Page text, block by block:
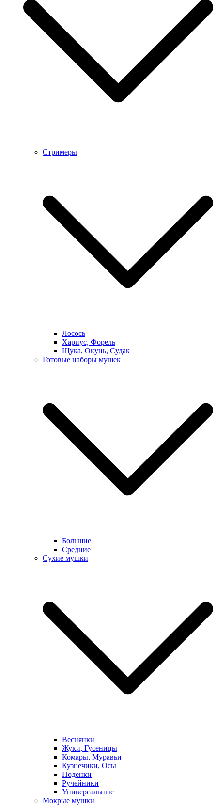
Стримеры
Лосось
Хариус, Форель
Щука, Окунь, Судак
Готовые наборы мушек
Большие
Средние
Сухие мушки
Веснянки
Жуки, Гусеницы
Комары, Муравьи
Кузнечики, Осы
Поденки
Ручейники
Универсальные
Мокрые мушки